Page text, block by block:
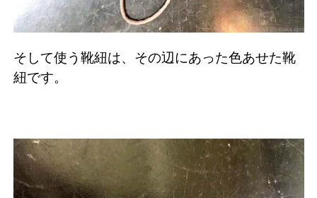
そして使う靴紐は、その辺にあった色あせた靴
紐です。